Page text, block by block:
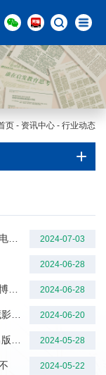
页 - 资讯中心 - 行业动态
2024-07-03
2024-06-28
2024-06-28
2024-06-20
2024-05-28
2024-05-22